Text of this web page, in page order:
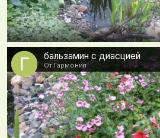
бальзамин с диасцией
От Гармония